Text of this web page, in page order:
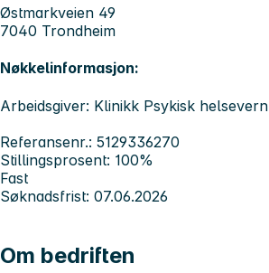
Østmarkveien 49
7040 Trondheim
Nøkkelinformasjon:
Arbeidsgiver: Klinikk Psykisk helsevern
Referansenr.: 5129336270
Stillingsprosent: 100%
Fast
Søknadsfrist: 07.06.2026
Om bedriften